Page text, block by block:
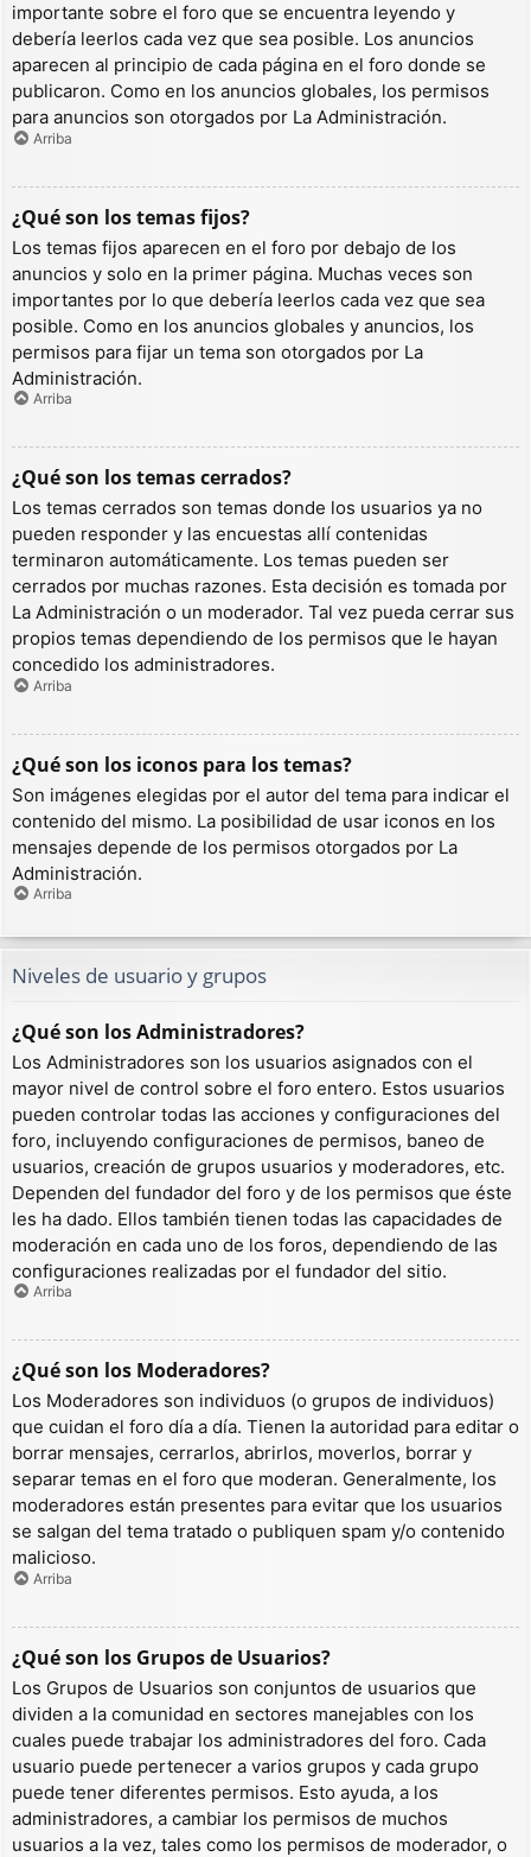
importante sobre el foro que se encuentra leyendo y
debería leerlos cada vez que sea posible. Los anuncios
aparecen al principio de cada página en el foro donde se
publicaron. Como en los anuncios globales, los permisos
para anuncios son otorgados por La Administración.
Arriba
¿Qué son los temas fijos?
Los temas fijos aparecen en el foro por debajo de los
anuncios y solo en la primer página. Muchas veces son
importantes por lo que debería leerlos cada vez que sea
posible. Como en los anuncios globales y anuncios, los
permisos para fijar un tema son otorgados por La
Administración.
Arriba
¿Qué son los temas cerrados?
Los temas cerrados son temas donde los usuarios ya no
pueden responder y las encuestas allí contenidas
terminaron automáticamente. Los temas pueden ser
cerrados por muchas razones. Esta decisión es tomada por
La Administración o un moderador. Tal vez pueda cerrar sus
propios temas dependiendo de los permisos que le hayan
concedido los administradores.
Arriba
¿Qué son los iconos para los temas?
Son imágenes elegidas por el autor del tema para indicar el
contenido del mismo. La posibilidad de usar iconos en los
mensajes depende de los permisos otorgados por La
Administración.
Arriba
Niveles de usuario y grupos
¿Qué son los Administradores?
Los Administradores son los usuarios asignados con el
mayor nivel de control sobre el foro entero. Estos usuarios
pueden controlar todas las acciones y configuraciones del
foro, incluyendo configuraciones de permisos, baneo de
usuarios, creación de grupos usuarios y moderadores, etc.
Dependen del fundador del foro y de los permisos que éste
les ha dado. Ellos también tienen todas las capacidades de
moderación en cada uno de los foros, dependiendo de las
configuraciones realizadas por el fundador del sitio.
Arriba
¿Qué son los Moderadores?
Los Moderadores son individuos (o grupos de individuos)
que cuidan el foro día a día. Tienen la autoridad para editar o
borrar mensajes, cerrarlos, abrirlos, moverlos, borrar y
separar temas en el foro que moderan. Generalmente, los
moderadores están presentes para evitar que los usuarios
se salgan del tema tratado o publiquen spam y/o contenido
malicioso.
Arriba
¿Qué son los Grupos de Usuarios?
Los Grupos de Usuarios son conjuntos de usuarios que
dividen a la comunidad en sectores manejables con los
cuales puede trabajar los administradores del foro. Cada
usuario puede pertenecer a varios grupos y cada grupo
puede tener diferentes permisos. Esto ayuda, a los
administradores, a cambiar los permisos de muchos
usuarios a la vez, tales como los permisos de moderador, o